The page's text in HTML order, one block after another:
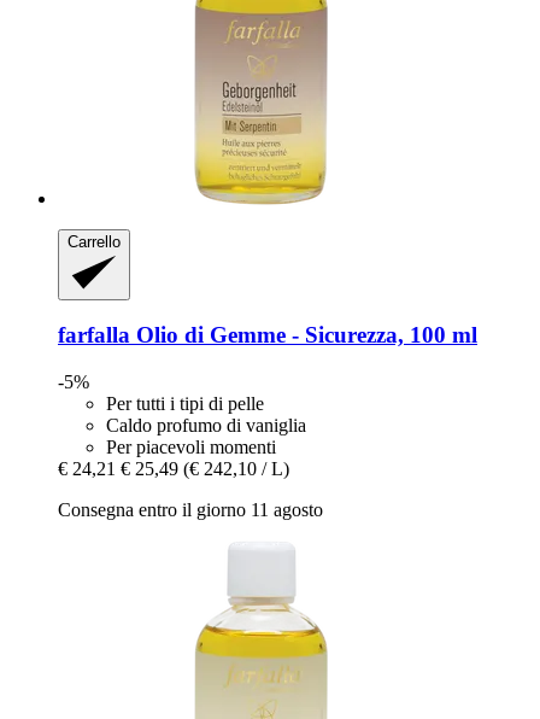
Carrello
farfalla Olio di Gemme -​ Sicurezza, 100 ml
-5%
Per tutti i tipi di pelle
Caldo profumo di vaniglia
Per piacevoli momenti
€ 24,21 € 25,49 (€ 242,10 / L)
Consegna entro il giorno 11 agosto